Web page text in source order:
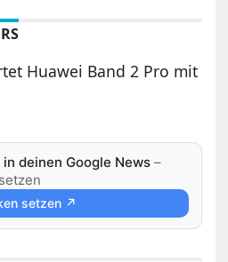
Huawei Band 2 Pro mit
deinen Google News –
setzen ↗